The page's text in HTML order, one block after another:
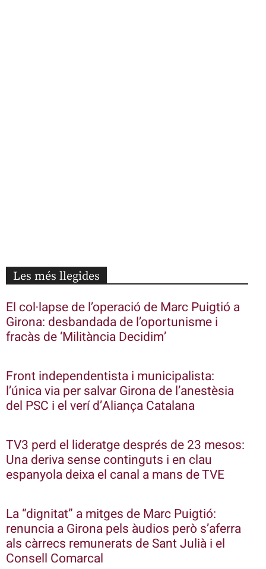
Les més llegides
El col·lapse de l’operació de Marc Puigtió a
Girona: desbandada de l’oportunisme i
fracàs de ‘Militància Decidim’
Front independentista i municipalista:
l’única via per salvar Girona de l’anestèsia
del PSC i el verí d’Aliança Catalana
TV3 perd el lideratge després de 23 mesos:
Una deriva sense continguts i en clau
espanyola deixa el canal a mans de TVE
La “dignitat” a mitges de Marc Puigtió:
renuncia a Girona pels àudios però s’aferra
als càrrecs remunerats de Sant Julià i el
Consell Comarcal